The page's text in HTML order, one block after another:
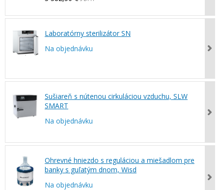
Laboratórny sterilizátor SN
Na objednávku
Sušiareň s nútenou cirkuláciou vzduchu, SLW
SMART
Na objednávku
Ohrevné hniezdo s reguláciou a miešadlom pre
banky s guľatým dnom, Wisd
Na objednávku